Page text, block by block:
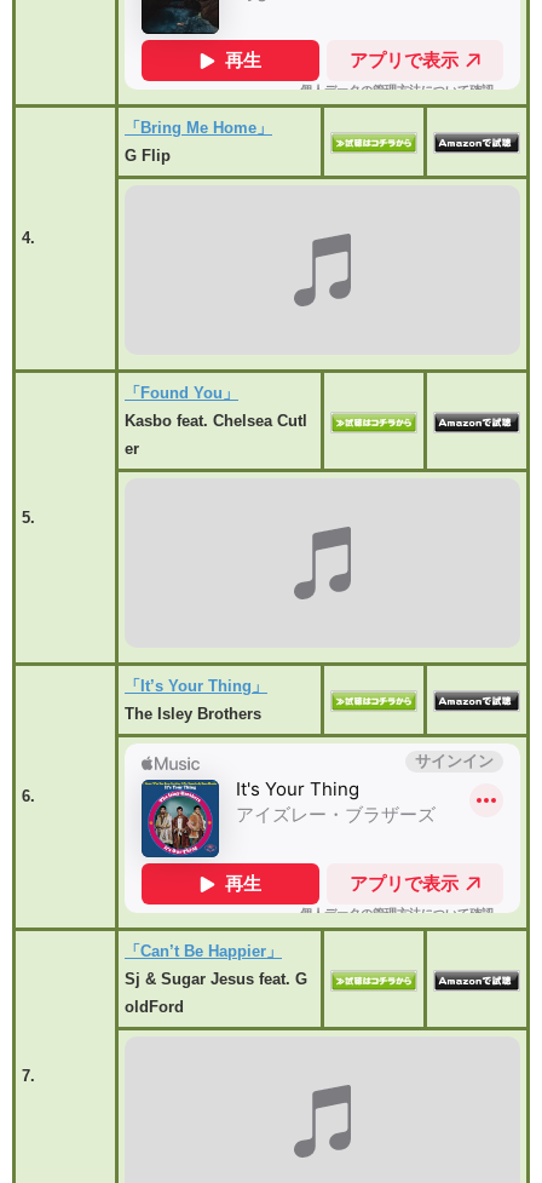
4.
「Bring Me Home」
G Flip
5.
「Found You」
Kasbo feat. Chelsea Cutl
er
6.
「It’s Your Thing」
The Isley Brothers
7.
「Can’t Be Happier」
Sj & Sugar Jesus feat. G
oldFord